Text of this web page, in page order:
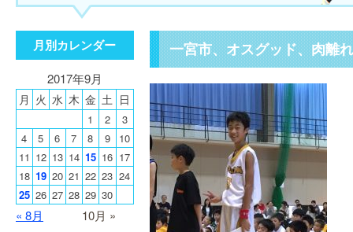
一宮市、オスグッド、肉離
月別カレンダー
2017年9月
月 火 水 木 金 土 日
« 8月 10月 »
1 2
3
4
5 6 7 8 9
10
11 12 13 14 15 16 17
18 19 20 21 22 23 24
25 26 27 28 29 30